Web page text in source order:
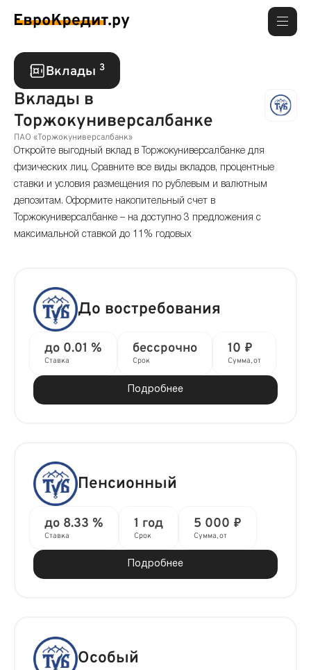
Вклады 3
Вклады в
Торжокуниверсалбанке
ПАО «Торжокуниверсалбанк»
Откройте выгодный вклад в Торжокуниверсалбанке для
физических лиц. Сравните все виды вкладов, процентные
ставки и условия размещения по рублевым и валютным
депозитам. Оформите накопительный счет в
Торжокуниверсалбанке – на доступно 3 предложения с
максимальной ставкой до 11% годовых
До востребования
до 0.01 %
Ставка
бессрочно
Срок
10 ₽
Сумма, от
Подробнее
Пенсионный
до 8.33 %
Ставка
1 год
Срок
5 000 ₽
Сумма, от
Подробнее
Особый